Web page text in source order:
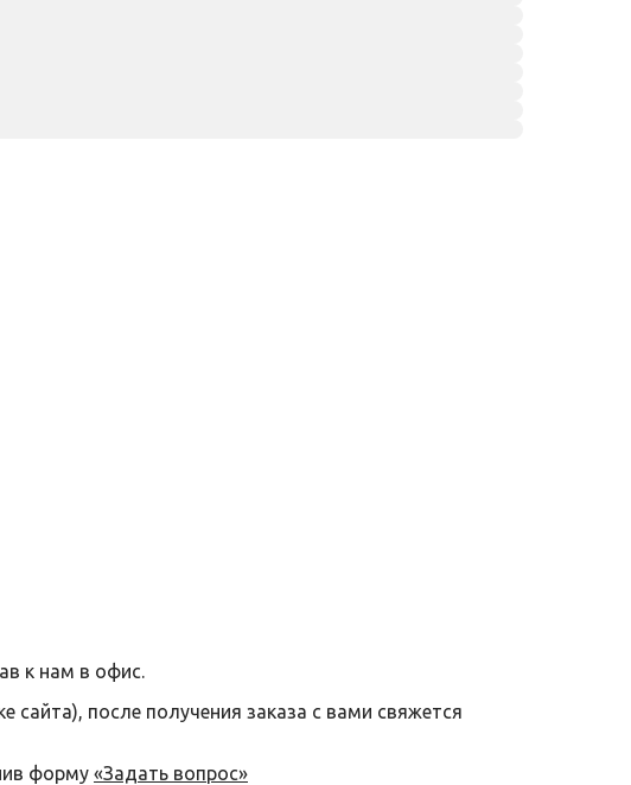
к нам в офис.
сайта), после получения заказа с вами свяжется
форму «Задать вопрос»